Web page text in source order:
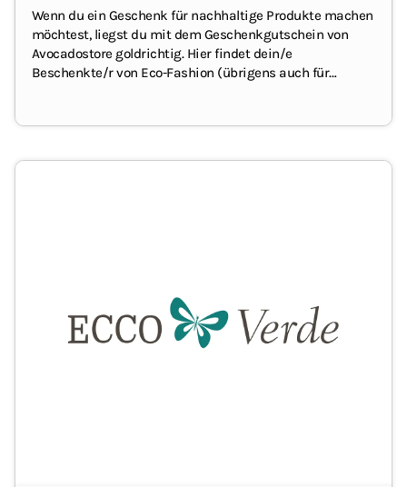
Wenn du ein Geschenk für nachhaltige Produkte machen
möchtest, liegst du mit dem Geschenkgutschein von
Avocadostore goldrichtig. Hier findet dein/e
Beschenkte/r von Eco-Fashion (übrigens auch für
und ökologischen Produkten.Die Freude wird sicher